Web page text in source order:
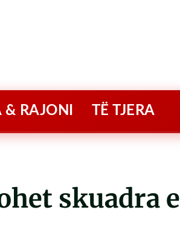
& RAJONI TË TJERA
skuadra e